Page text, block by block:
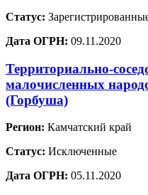
Статус:
Дата ОГРН: 09.11.2020
Территориально-
малочисленных
(Горбуша)
Регион: Камчатский край
Статус: Исключенные
Дата ОГРН: 05.11.2020